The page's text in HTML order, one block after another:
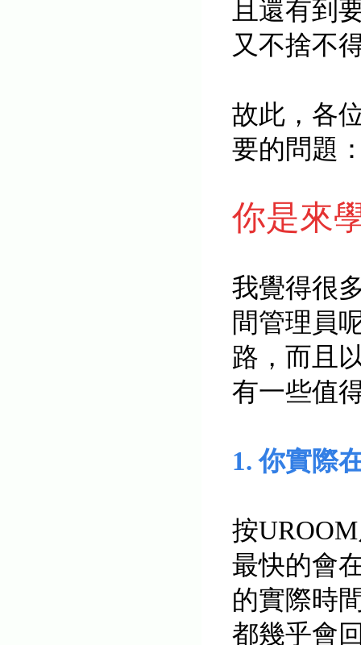
且還有到
又不捨不
故此，各
要的問題
你是來
我覺得很
間管理員
路，而且
有一些值
1. 你實際
按
最快的會
的實際時
都幾乎會